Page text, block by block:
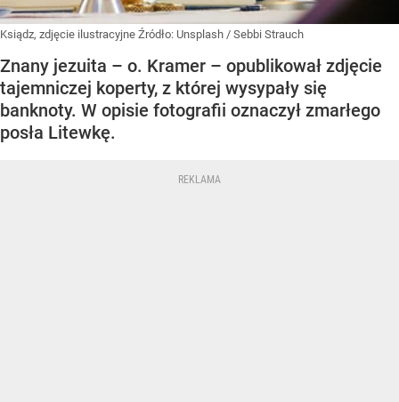
Ksiądz, zdjęcie ilustracyjne Źródło: Unsplash / Sebbi Strauch
Znany jezuita – o. Kramer – opublikował zdjęcie
tajemniczej koperty, z której wysypały się
banknoty. W opisie fotografii oznaczył zmarłego
posła Litewkę.